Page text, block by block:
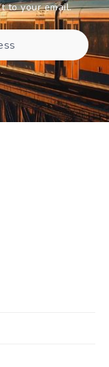
to your email.